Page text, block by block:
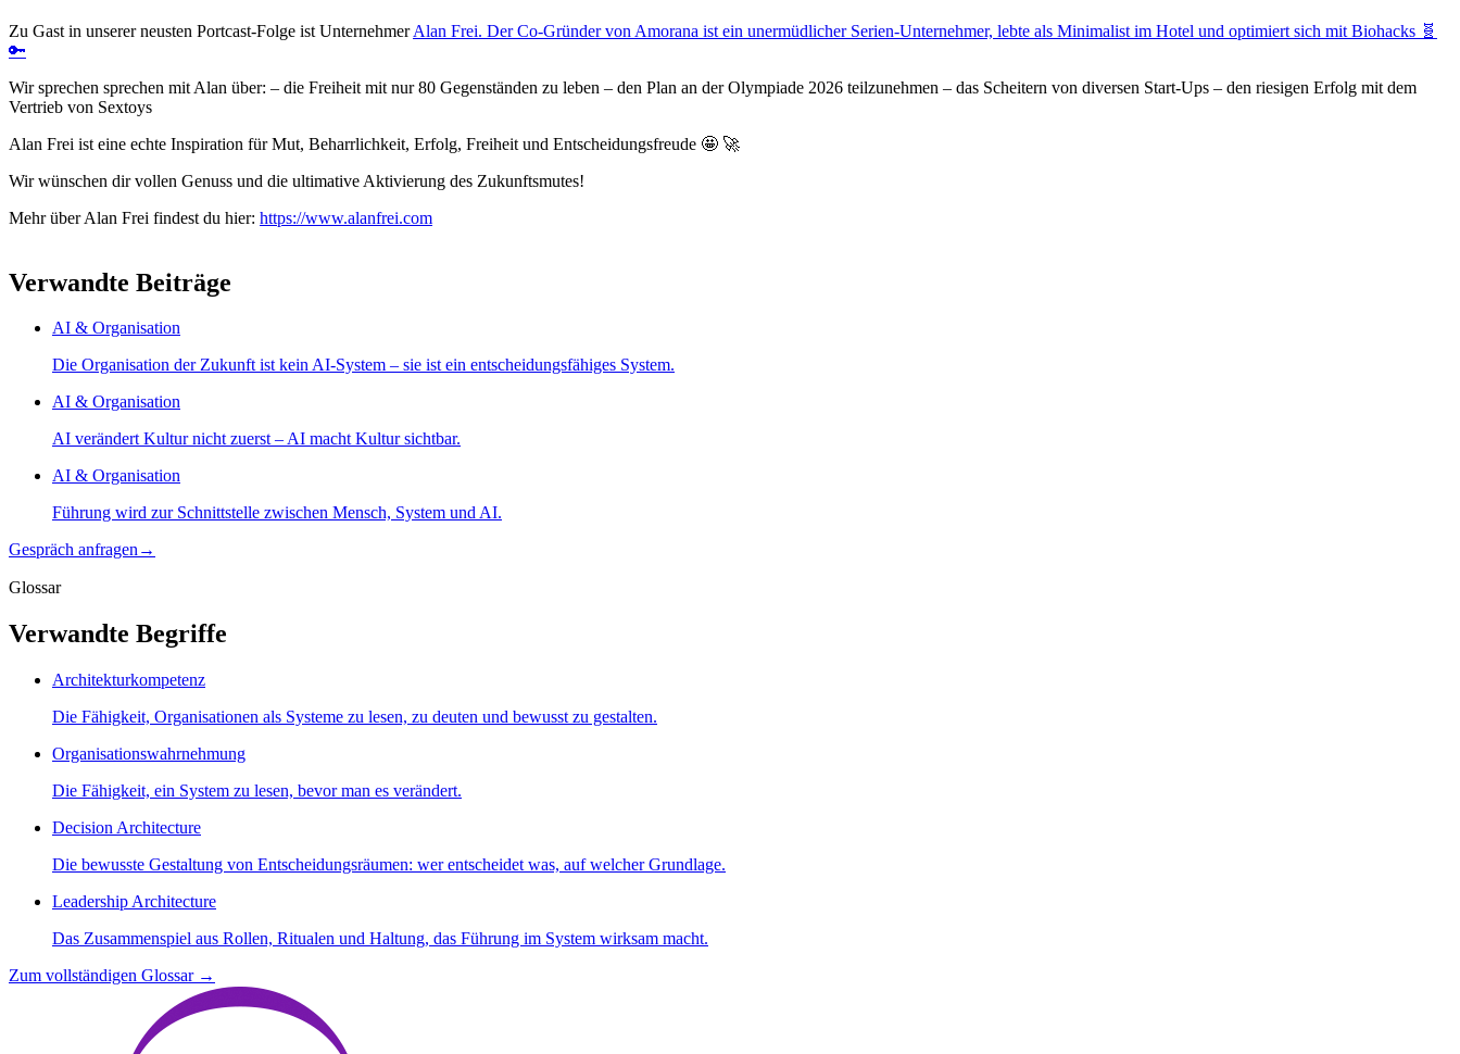
Zu Gast in unserer neusten Portcast-Folge ist UnternehmerAlan Frei. Der Co-Gründer von Amorana ist ein unermüdlicher Serien-Unternehmer, lebte als Minimalist im Hotel und optimiert sich mit Biohacks 🧬
🔑
Wir sprechen sprechen mit Alan über: – die Freiheit mit nur 80 Gegenständen zu leben – den Plan an der Olympiade 2026 teilzunehmen – das Scheitern von diversen Start-Ups – den riesigen Erfolg mit dem
Vertrieb von Sextoys
Alan Frei ist eine echte Inspiration für Mut, Beharrlichkeit, Erfolg, Freiheit und Entscheidungsfreude 🤩 🚀
Wir wünschen dir vollen Genuss und die ultimative Aktivierung des Zukunftsmutes!
Mehr über Alan Frei findest du hier: https://www.alanfrei.com
Verwandte Beiträge
AI & Organisation
Die Organisation der Zukunft ist kein AI-System – sie ist ein entscheidungsfähiges System.
AI & Organisation
AI verändert Kultur nicht zuerst – AI macht Kultur sichtbar.
AI & Organisation
Führung wird zur Schnittstelle zwischen Mensch, System und AI.
Gespräch anfragen→
Glossar
Verwandte Begriffe
Architekturkompetenz
Die Fähigkeit, Organisationen als Systeme zu lesen, zu deuten und bewusst zu gestalten.
Organisationswahrnehmung
Die Fähigkeit, ein System zu lesen, bevor man es verändert.
Decision Architecture
Die bewusste Gestaltung von Entscheidungsräumen: wer entscheidet was, auf welcher Grundlage.
Leadership Architecture
Das Zusammenspiel aus Rollen, Ritualen und Haltung, das Führung im System wirksam macht.
Zum vollständigen Glossar→